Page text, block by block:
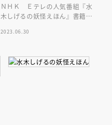
ＮＨＫ Ｅテレの人気番組『水
木しげるの妖怪えほん』書籍化
「妖怪えほん寄席」が一冊にな
2023.06.30